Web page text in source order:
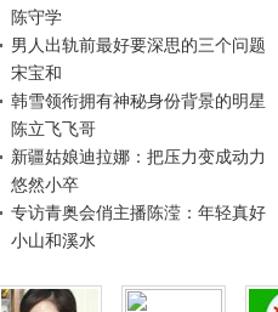
陈守学
男人出轨前最好要深思的三个问题
宋宝和
韩雪领衔拥有神秘身份背景的明星
陈立飞飞哥
新疆姑娘迪拉娜：把压力变成动力
悠然小卒
专访青奥会俏主播陈滢：年轻真好
小山和溪水